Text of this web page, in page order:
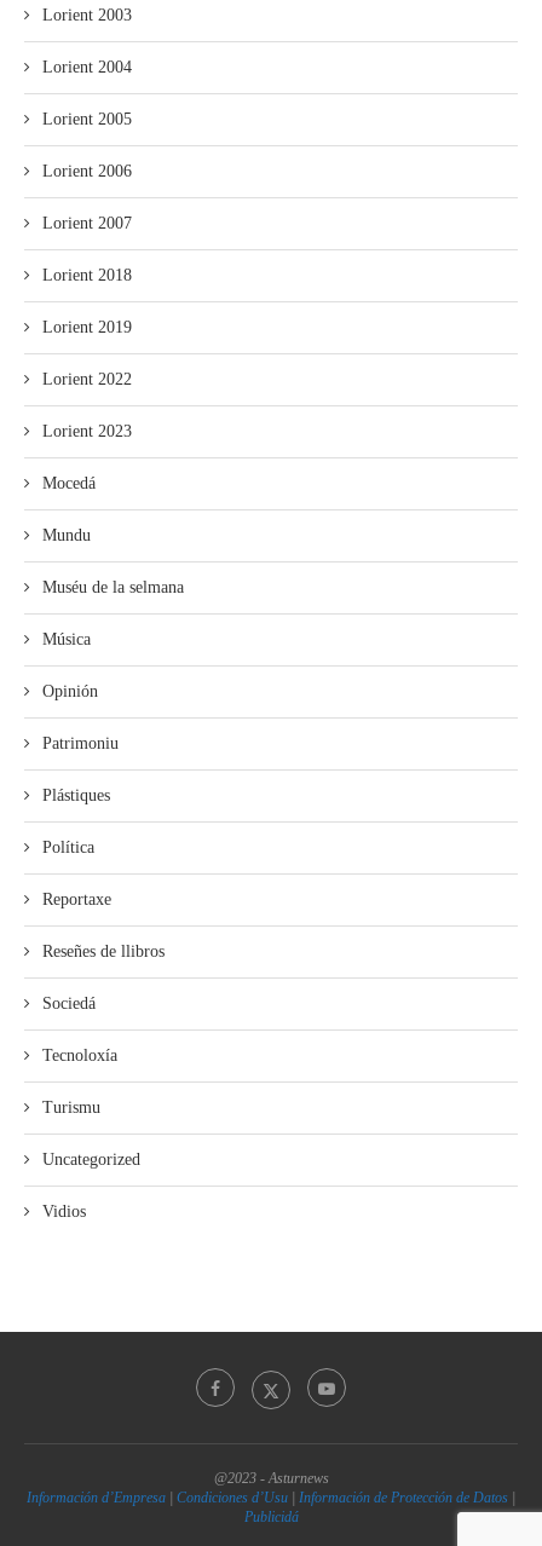
Lorient 2003
Lorient 2004
Lorient 2005
Lorient 2006
Lorient 2007
Lorient 2018
Lorient 2019
Lorient 2022
Lorient 2023
Mocedá
Mundu
Muséu de la selmana
Música
Opinión
Patrimoniu
Plástiques
Política
Reportaxe
Reseñes de llibros
Sociedá
Tecnoloxía
Turismu
Uncategorized
Vidios
@2023 - Asturnews
Información d’Empresa
Condiciones d’Usu Información de Protección de Datos
Publicidá